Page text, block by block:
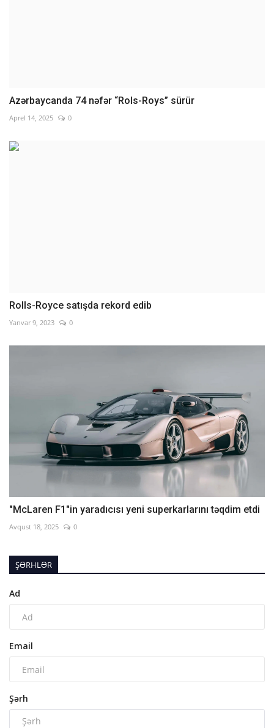
Azərbaycanda 74 nəfər “Rols-Roys” sürür
Aprel 14, 2025 0
Rolls-Royce satışda rekord edib
Yanvar 9, 2023 0
"McLaren F1"in yaradıcısı yeni superkarlarını təqdim etdi
Avqust 18, 2025 0
ŞƏRHLƏR
Ad
Email
Şərh